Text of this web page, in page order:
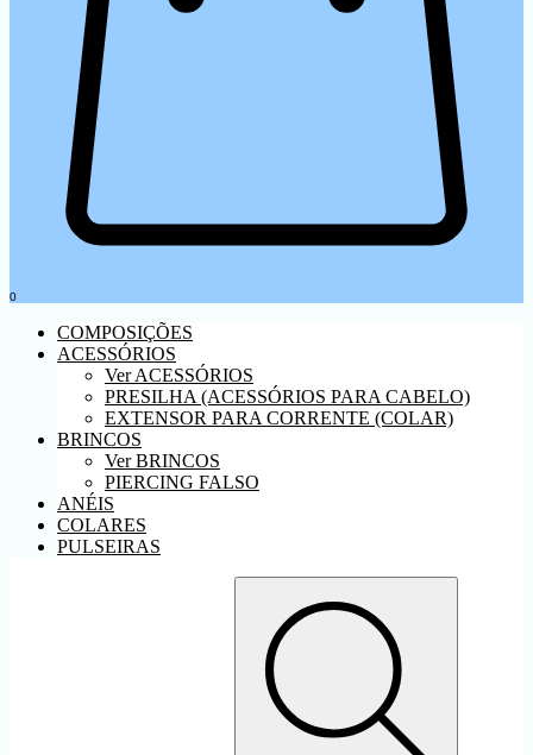
0
COMPOSIÇÕES
ACESSÓRIOS
Ver ACESSÓRIOS
PRESILHA (ACESSÓRIOS PARA CABELO)
EXTENSOR PARA CORRENTE (COLAR)
BRINCOS
Ver BRINCOS
PIERCING FALSO
ANÉIS
COLARES
PULSEIRAS